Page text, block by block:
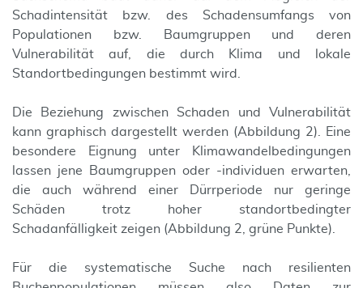
Schadintensität bzw. des Schadensumfangs von
Populationen bzw. Baumgruppen und deren
Vulnerabilität auf, die durch Klima und lokale
Standortbedingungen bestimmt wird.
Die Beziehung zwischen Schaden und Vulnerabilität
kann graphisch dargestellt werden (Abbildung 2). Eine
besondere Eignung unter Klimawandelbedingungen
lassen jene Baumgruppen oder -individuen erwarten,
die auch während einer Dürrperiode nur geringe
Schäden trotz hoher standortbedingter
Schadanfälligkeit zeigen (Abbildung 2, grüne Punkte).
Für die systematische Suche nach resilienten